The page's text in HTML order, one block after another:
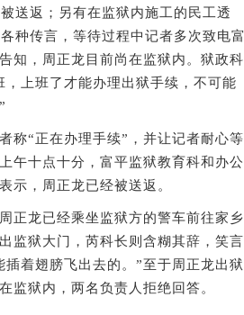
送返；另有在监狱内施工的民工透
种传言，等待过程中记者多次致电富
知，周正龙目前尚在监狱内。狱政科
上班了才能办理出狱手续，不可能
“正在办理手续”，并让记者耐心等
午十点十分，富平监狱教育科和办公
示，周正龙已经被送返。
龙已经乘坐监狱方的警车前往家乡
监狱大门，芮科长则含糊其辞，笑言
着翅膀飞出去的。”至于周正龙出狱
监狱内，两名负责人拒绝回答。